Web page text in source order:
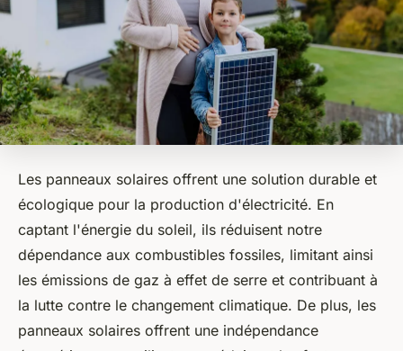
Les panneaux solaires offrent une solution durable et
écologique pour la production d'électricité. En
captant l'énergie du soleil, ils réduisent notre
dépendance aux combustibles fossiles, limitant ainsi
les émissions de gaz à effet de serre et contribuant à
la lutte contre le changement climatique. De plus, les
panneaux solaires offrent une indépendance